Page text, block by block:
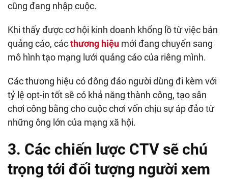
cũng đang nhập cuộc.
Khi thấy được cơ hội kinh doanh khổng lồ từ việc bán
quảng cáo, cácthương hiệu mới đang chuyển sang
mô hình tạo mạng lưới quảng cáo của riêng mình.
Các thương hiệu có đông đảo người dùng đi kèm với
tỷ lệ opt-in tốt sẽ có khả năng thành công, tạo sân
chơi công bằng cho cuộc chơi vốn chịu sự áp đảo từ
những ông lớn của mạng xã hội.
3. Các chiến lược CTV sẽ chú
trọng tới đối tượng người xem